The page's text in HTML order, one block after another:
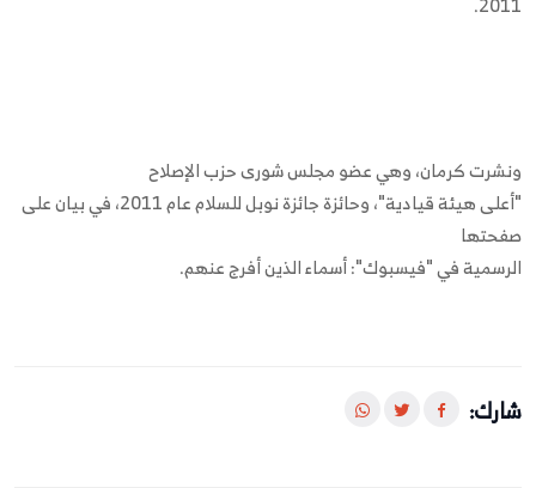
ونشرت كرمان، وهي عضو مجلس شورى حزب الإصلاح
"أعلى هيئة قيادية"، وحائزة جائزة نوبل للسلام عام 2011، في بيان على
صفحتها
الرسمية في "فيسبوك": أسماء الذين أفرج عنهم.
شارك: